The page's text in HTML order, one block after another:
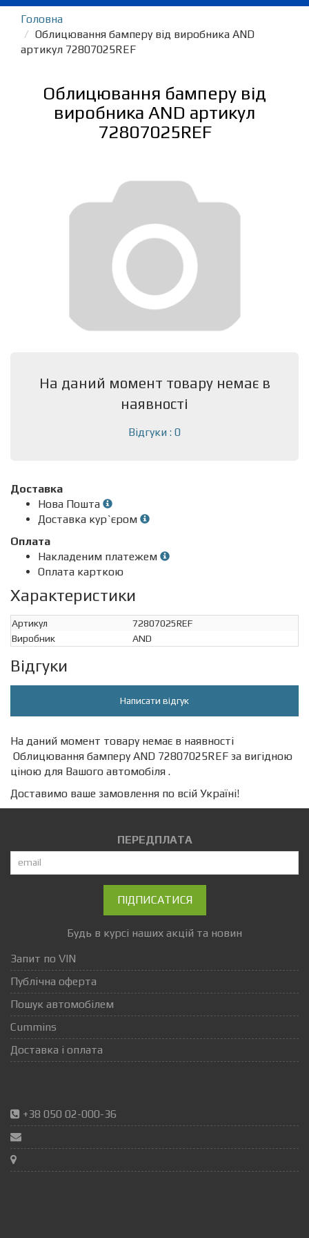
Головна
Облицювання бамперу від виробника AND
артикул 72807025REF
Облицювання бамперу від
виробника AND артикул
72807025REF
На даний момент товару немає в
наявності
Відгуки : 0
Доставка
Нова Пошта
Доставка кур`єром
Оплата
Накладеним платежем
Оплата карткою
Характеристики
Артикул
72807025REF
Виробник
AND
Відгуки
Написати відгук
На даний момент товару немає в наявності
Облицювання бамперу AND 72807025REF за вигідною
ціною для Вашого автомобіля .
Доставимо ваше замовлення по всій Україні!
ПЕРЕДПЛАТА
ПІДПИСАТИСЯ
Будь в курсі наших акцій та новин
Запит по VIN
Публічна оферта
Пошук автомобілем
Cummins
Доставка і оплата
+38 050 02-000-36